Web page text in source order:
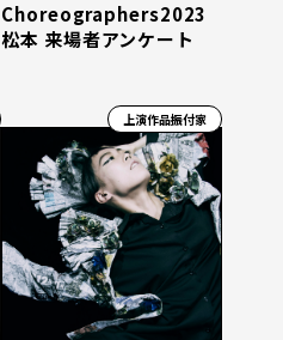
Choreographers2023
松本 来場者アンケート
上演作品振付家